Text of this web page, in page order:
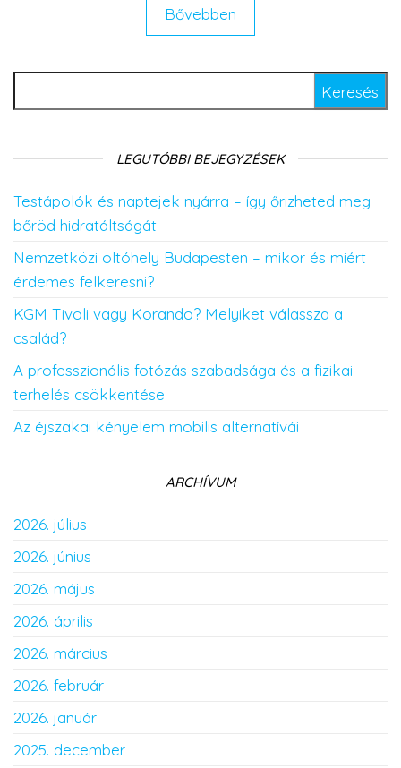
Bővebben
LEGUTÓBBI BEJEGYZÉSEK
Testápolók és naptejek nyárra – így őrizheted meg
bőröd hidratáltságát
Nemzetközi oltóhely Budapesten – mikor és miért
érdemes felkeresni?
KGM Tivoli vagy Korando? Melyiket válassza a
család?
A professzionális fotózás szabadsága és a fizikai
terhelés csökkentése
Az éjszakai kényelem mobilis alternatívái
ARCHÍVUM
2026. július
2026. június
2026. május
2026. április
2026. március
2026. február
2026. január
2025. december